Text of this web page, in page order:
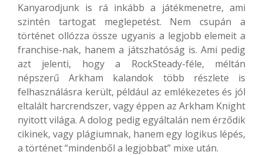
Kanyarodjunk is rá inkább a játékmenetre, ami
szintén tartogat meglepetést. Nem csupán a
történet ollózza össze ugyanis a legjobb elemeit a
franchise-nak, hanem a játszhatóság is. Ami pedig
azt jelenti, hogy a RockSteady-féle, méltán
népszerű Arkham kalandok több részlete is
felhasználásra került, például az emlékezetes és jól
eltalált harcrendszer, vagy éppen az Arkham Knight
nyitott világa. A dolog pedig egyáltalán nem érződik
cikinek, vagy plágiumnak, hanem egy logikus lépés,
a történet “mindenből a legjobbat” mixe után.